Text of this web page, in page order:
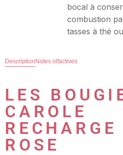
bocal à
combustion
tasses à thé
Description Notes olfactives
LES
CAROLE
ROSE